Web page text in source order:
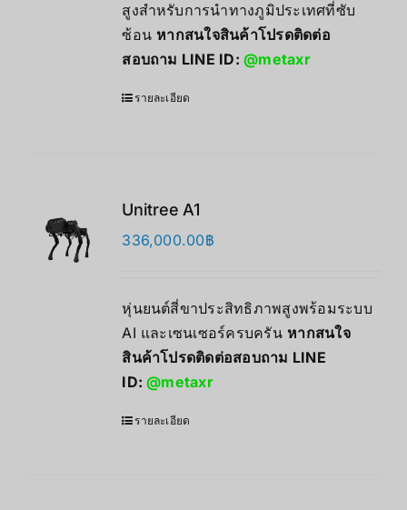
สูงสำหรับการนำทางภูมิประเทศที่ซับ
ซ้อน หากสนใจสินค้าโปรดติดต่อ
สอบถาม LINE ID:@metaxr
รายละเอียด
Unitree A1
336,000.00฿
หุ่นยนต์สี่ขาประสิทธิภาพสูงพร้อมระบบ
AI และเซนเซอร์ครบครัน หากสนใจ
สินค้าโปรดติดต่อสอบถาม LINE
ID:@metaxr
รายละเอียด